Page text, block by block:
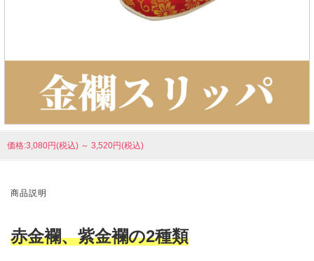
価格:3,080円(税込) ～ 3,520円(税込)
商品説明
赤金襴、紫金襴の2種類